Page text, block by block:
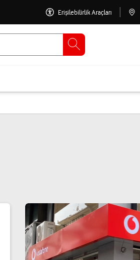
Erişilebilirlik Araçları